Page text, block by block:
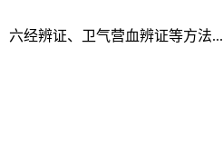
六经辨证、卫气营血辨证等方法...